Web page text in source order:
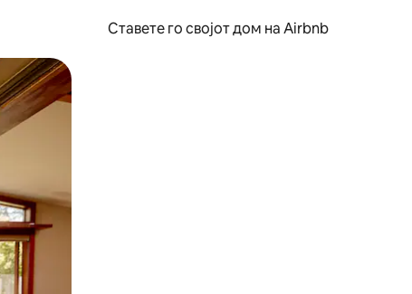
Ставете го својот дом на Airbnb